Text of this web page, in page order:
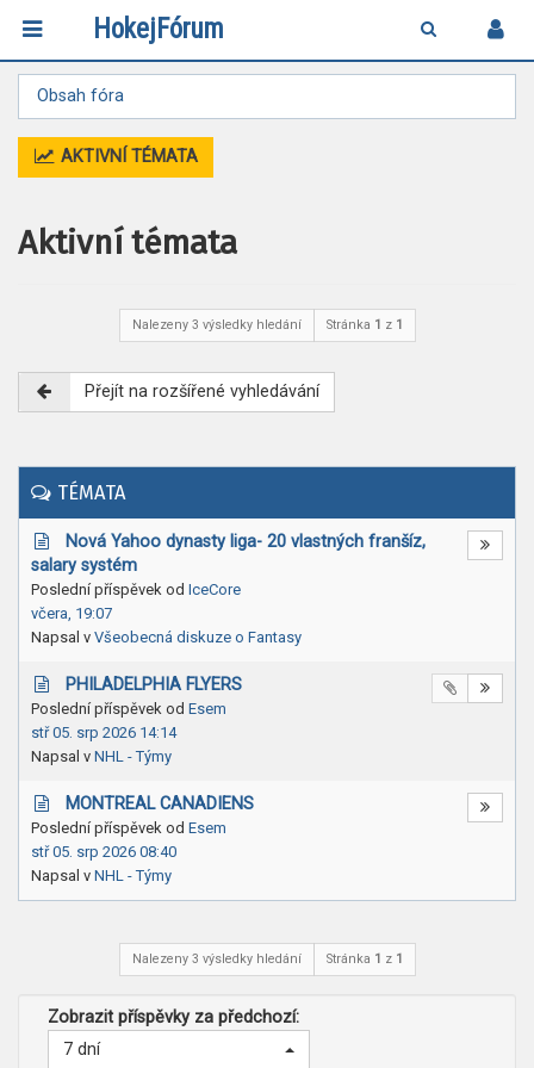
HokejFórum
Obsah fóra
AKTIVNÍ TÉMATA
Aktivní témata
Nalezeny 3 výsledky hledání Stránka 1 z 1
Přejít na rozšířené vyhledávání
TÉMATA
Nová Yahoo dynasty liga- 20 vlastných franšíz,
salary systém
Poslední příspěvek od IceCore
včera, 19:07
Napsal v Všeobecná diskuze o Fantasy
PHILADELPHIA FLYERS
Poslední příspěvek od Esem
stř 05. srp 2026 14:14
Napsal v NHL - Týmy
MONTREAL CANADIENS
Poslední příspěvek od Esem
stř 05. srp 2026 08:40
Napsal v NHL - Týmy
Nalezeny 3 výsledky hledání Stránka 1 z 1
Zobrazit příspěvky za předchozí:
7 dní